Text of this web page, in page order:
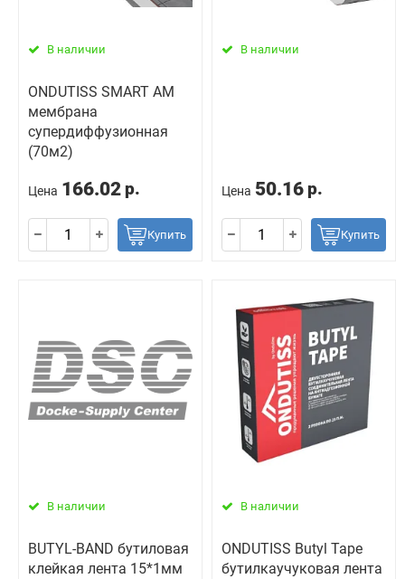
В наличии
ONDUTISS SMART AM
мембрана
супердиффузионная
(70м2)
Цена 166.02 р.
Купить
В наличии
Цена 50.16 р.
Купить
В наличии
BUTYL-BAND бутиловая
клейкая лента 15*1мм
В наличии
ONDUTISS Butyl Tape
бутилкаучуковая лента